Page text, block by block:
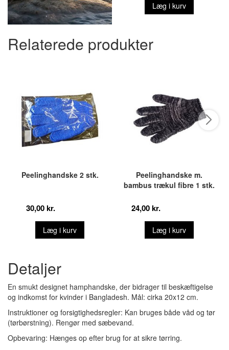
Læg i kurv
Relaterede produkter
Peelinghandske 2 stk.
30,00 kr.
Læg i kurv
Peelinghandske m.
bambus trækul fibre 1 stk.
24,00 kr.
Læg i kurv
Detaljer
En smukt designet hamphandske, der bidrager til beskæftigelse
og indkomst for kvinder i Bangladesh. Mål: cirka 20x12 cm.
Instruktioner og forsigtighedsregler: Kan bruges både våd og tør
(tørbørstning). Rengør med sæbevand.
Opbevaring: Hænges op efter brug for at sikre tørring.